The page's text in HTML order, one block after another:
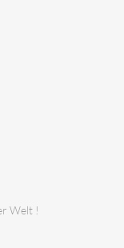
Welt !